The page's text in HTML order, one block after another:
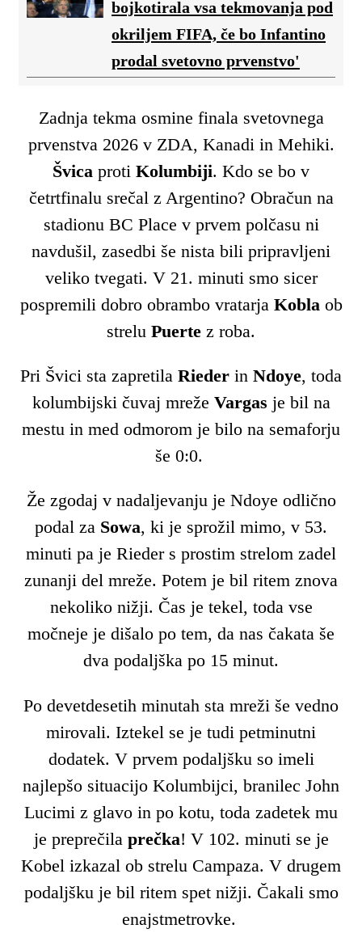
bojkotirala vsa tekmovanja pod
okriljem FIFA, če bo Infantino
prodal svetovno prvenstvo'
Zadnja tekma osmine finala svetovnega
prvenstva 2026 v ZDA, Kanadi in Mehiki.
Švica proti Kolumbiji. Kdo se bo v
četrtfinalu srečal z Argentino? Obračun na
stadionu BC Place v prvem polčasu ni
navdušil, zasedbi še nista bili pripravljeni
veliko tvegati. V 21. minuti smo sicer
pospremili dobro obrambo vratarja Kobla ob
strelu Puerte z roba.
Pri Švici sta zapretila Rieder in Ndoye, toda
kolumbijski čuvaj mreže Vargas je bil na
mestu in med odmorom je bilo na semaforju
še 0:0.
Že zgodaj v nadaljevanju je Ndoye odlično
podal za Sowa, ki je sprožil mimo, v 53.
minuti pa je Rieder s prostim strelom zadel
zunanji del mreže. Potem je bil ritem znova
nekoliko nižji. Čas je tekel, toda vse
močneje je dišalo po tem, da nas čakata še
dva podaljška po 15 minut.
Po devetdesetih minutah sta mreži še vedno
mirovali. Iztekel se je tudi petminutni
dodatek. V prvem podaljšku so imeli
najlepšo situacijo Kolumbijci, branilec John
Lucimi z glavo in po kotu, toda zadetek mu
je preprečila prečka! V 102. minuti se je
Kobel izkazal ob strelu Campaza. V drugem
podaljšku je bil ritem spet nižji. Čakali smo
enajstmetrovke.